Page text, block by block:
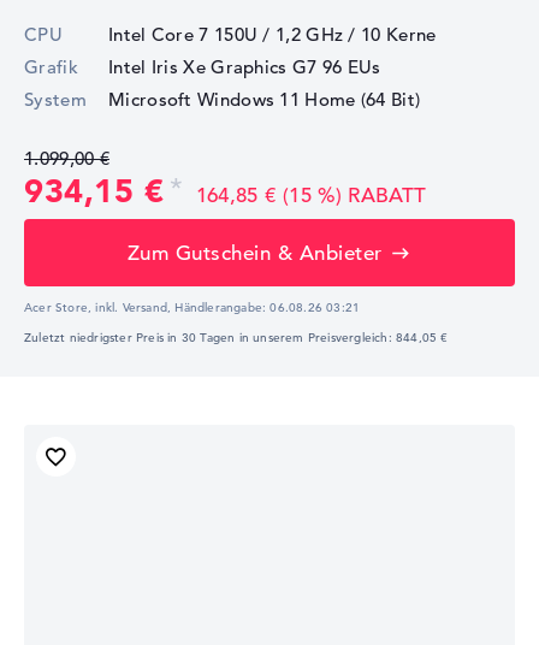
CPU Intel Core 7 150U / 1,2 GHz / 10 Kerne
Grafik
Intel Iris Xe Graphics G7 96 EUs
System
Microsoft Windows 11 Home (64 Bit)
1.099,00 €
934,15 € 164,85 € (15 %) RABATT
Zum Gutschein & Anbieter
Acer Store, inkl. Versand, Händlerangabe:06.08.26 03:21
Zuletzt niedrigster Preis in 30 Tagen in unserem Preisvergleich: 844,05 €